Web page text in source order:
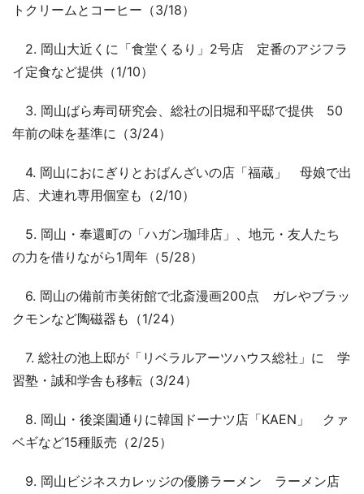
トクリームとコーヒー（3/18）
2. 岡山大近くに「食堂くるり」2号店 定番のアジフラ
イ定食など提供（1/10）
3. 岡山ばら寿司研究会、総社の旧堀和平邸で提供 50
年前の味を基準に（3/24）
4. 岡山におにぎりとおばんざいの店「福蔵」 母娘で出
店、犬連れ専用個室も（2/10）
5. 岡山・奉還町の「ハガン珈琲店」、地元・友人たち
の力を借りながら1周年（5/28）
6. 岡山の備前市美術館で北斎漫画200点 ガレやブラッ
クモンなど陶磁器も（1/24）
7. 総社の池上邸が「リベラルアーツハウス総社」に 学
習塾・誠和学舎も移転（3/24）
8. 岡山・後楽園通りに韓国ドーナツ店「KAEN」 クァ
ベギなど15種販売（2/25）
9. 岡山ビジネスカレッジの優勝ラーメン ラーメン店